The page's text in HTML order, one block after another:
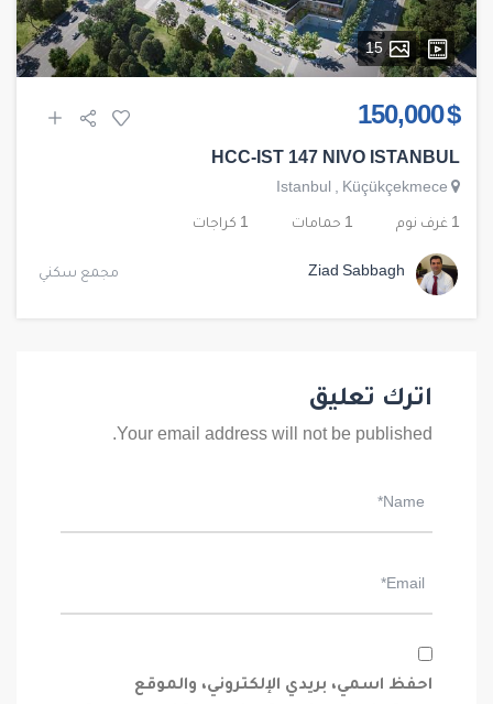
15
$ 150,000
HCC-IST 147 NIVO ISTANBUL
Istanbul , Küçükçekmece
1 غرف نوم 1 حمامات 1 كراجات
Ziad Sabbagh مجمع سكني
اترك تعليق
Your email address will not be published.
احفظ اسمي، بريدي الإلكتروني، والموقع